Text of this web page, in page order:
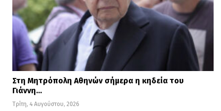
Στη Μητρόπολη Αθηνών σήμερα η κηδεία του
Γιάννη…
Τρίτη, 4 Αυγούστου, 2026